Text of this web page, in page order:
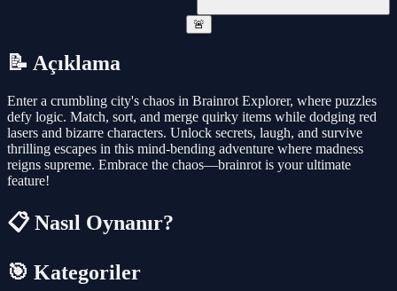
🚨
📝 Açıklama
Enter a crumbling city's chaos in Brainrot Explorer, where puzzles
defy logic. Match, sort, and merge quirky items while dodging red
lasers and bizarre characters. Unlock secrets, laugh, and survive
thrilling escapes in this mind-bending adventure where madness
reigns supreme. Embrace the chaos—brainrot is your ultimate
feature!
📋 Nasıl Oynanır?
🎯 Kategoriler